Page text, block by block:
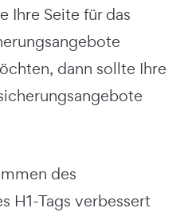
Ihre Seite für das
dann sollte Ihre
des
H1-Tags verbessert